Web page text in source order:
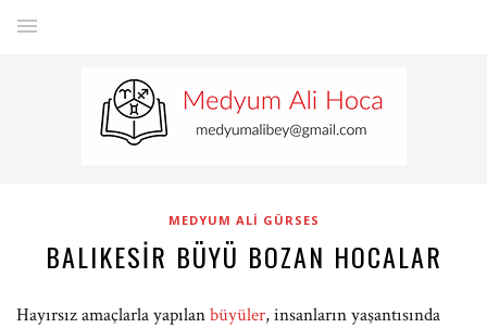
MEDYUM ALI GÜRSES
BALIKESIR BÜYÜ BOZAN HOCALAR
Hayırsız amaçlarla yapılanbüyüler, insanların yaşantısında